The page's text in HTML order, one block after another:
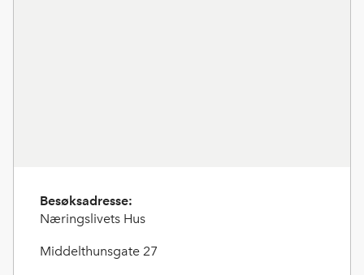
Besøksadresse:
Næringslivets Hus
Middelthunsgate 27